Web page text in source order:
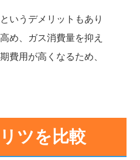
いうデメリットもあり
め、ガス消費量を抑え
費用が高くなるため、
ツを比較